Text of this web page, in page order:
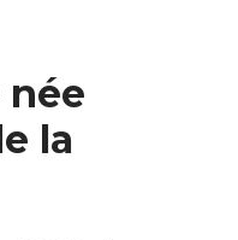
née
la